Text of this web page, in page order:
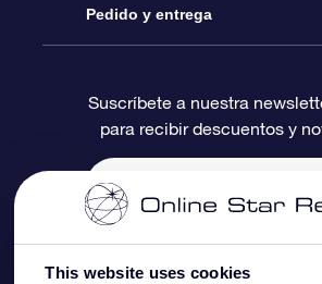
This website uses cookies
Blog
Reseñas
Paquete de Regalo OSR
Tarjeta de Regalo OSR
Regalos empresariales
Registro estelar
Página de Estrella Personalizada
Un Millón de Estrellas
Pedido y entrega
Información de Pago
Información de Envío
Suscríbete a nuestra
para recibir descuentos y